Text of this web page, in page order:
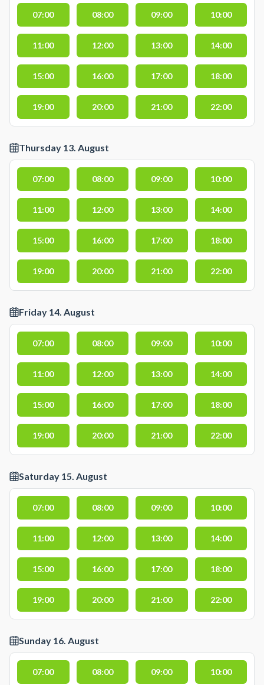
07:00 08:00 09:00 10:00
11:00 12:00 13:00 14:00
15:00 16:00 17:00 18:00
19:00 20:00 21:00 22:00
Thursday 13. August
07:00 08:00 09:00 10:00
11:00 12:00 13:00 14:00
15:00 16:00 17:00 18:00
19:00 20:00 21:00 22:00
Friday 14. August
07:00 08:00 09:00 10:00
11:00 12:00 13:00 14:00
15:00 16:00 17:00 18:00
19:00 20:00 21:00 22:00
Saturday 15. August
07:00 08:00 09:00 10:00
11:00 12:00 13:00 14:00
15:00 16:00 17:00 18:00
19:00 20:00 21:00 22:00
Sunday 16. August
07:00 08:00 09:00 10:00